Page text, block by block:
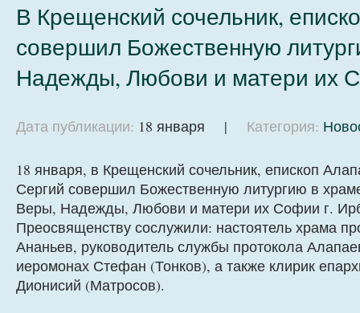
В Крещенский сочельник,
совершил Божественную
Надежды, Любови и матери их
Дата публикации: 18 января | Категория:
18 января, в Крещенский сочельник, епископ
Сергий совершил Божественную литургию в
Веры, Надежды, Любови и матери их Софии г.
Преосвященству сослужили: настоятель храма
Ананьев, руководитель службы протокола
иеромонах Стефан (Тонков), а также клирик
Дионисий (Матросов).